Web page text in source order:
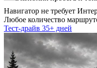
Навигатор не требует
Любое количество
Тест-драйв 35+ дней